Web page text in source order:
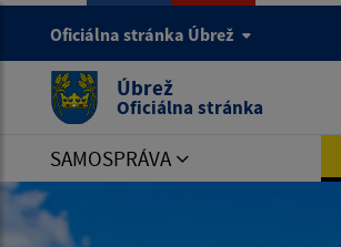
Oficiálna stránka Úbrež
Úbrež
Oficiálna stránka
SAMOSPRÁVA